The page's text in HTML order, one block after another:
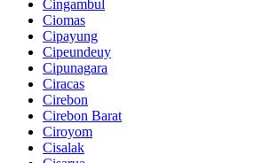
Cingambul
Ciomas
Cipayung
Cipeundeuy
Cipunagara
Ciracas
Cirebon
Cirebon Barat
Ciroyom
Cisalak